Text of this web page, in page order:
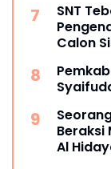
SNT
Calon
Pemkab
Beraksi
Al